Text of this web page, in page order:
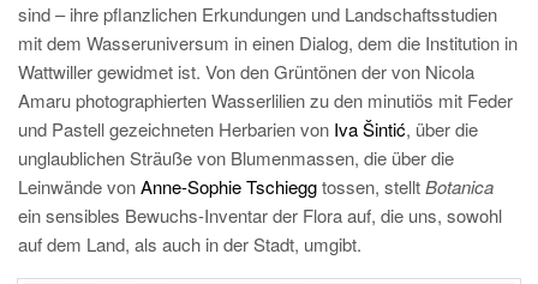
sind – ihre pflanzlichen Erkundungen und Landschaftsstudien
mit dem Wasseruniversum in einen Dialog, dem die Institution in
Wattwiller gewidmet ist. Von den Grüntönen der von Nicola
Amaru photographierten Wasserlilien zu den minutiös mit Feder
und Pastell gezeichneten Herbarien von Iva Šintić, über die
unglaublichen Sträuße von Blumenmassen, die über die
Leinwände vonAnne-Sophie Tschieggtossen, stelltBotanica
ein sensibles Bewuchs-Inventar der Flora auf, die uns, sowohl
auf dem Land, als auch in der Stadt, umgibt.